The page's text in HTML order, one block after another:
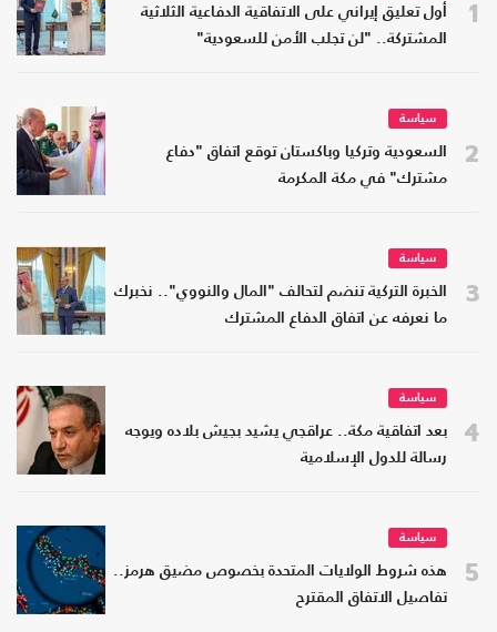
1
أول تعليق إيراني على الاتفاقية الدفاعية الثلاثية
المشتركة.. "لن تجلب الأمن للسعودية"
2
سياسة
السعودية وتركيا وباكستان توقع اتفاق "دفاع
مشترك" في مكة المكرمة
3
سياسة
الخبرة التركية تنضم لتحالف "المال والنووي".. نخبرك
ما نعرفه عن اتفاق الدفاع المشترك
4
سياسة
بعد اتفاقية مكة.. عراقجي يشيد بجيش بلاده ويوجه
رسالة للدول الإسلامية
5
سياسة
هذه شروط الولايات المتحدة بخصوص مضيق هرمز..
تفاصيل الاتفاق المقترح